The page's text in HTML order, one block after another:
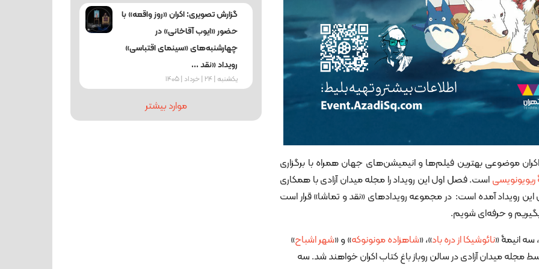
موضوعی بهترین فیلم‌ها و انیمیشن‌های جهان همراه با برگزاری
است. فصل اول این رویداد را مجله میدان آزادی با همکاری
این رویداد آمده است: در مجموعه رویدادهای «نقد و تماشا» قرار است
و حرفه‌ای شویم.
سه انیمۀ «نائوشیکا از دره باد»، «شاهزاده مونونوکه» و «شهر اشباح»
میدان آزادی در سالن روباز باغ کتاب اکران خواهند شد. سه
گزارش تصویری: اکران «روز واقعه» با
حضور «ایوب آقاخانی» در
چهارشنبه‌های «سینمای اقتباسی»
رویداد «نقد ...
یکشنبه | 24 | خرداد | 1405
موارد بیشتر